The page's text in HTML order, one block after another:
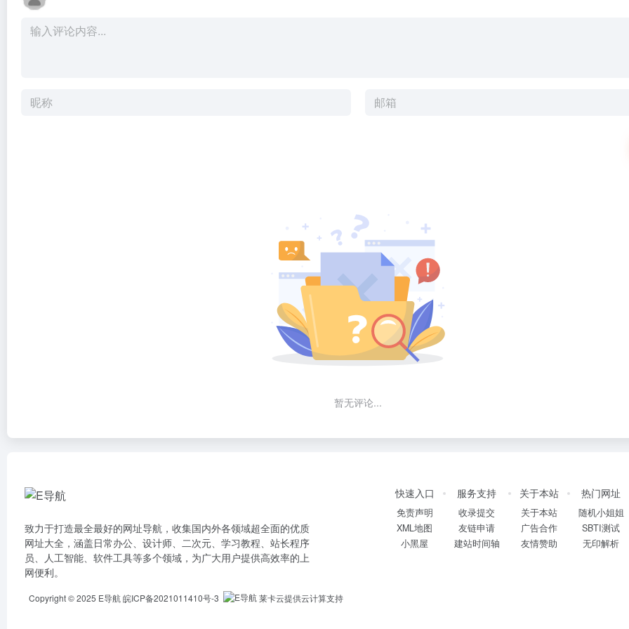
暂无评论...
致力于打造最全最好的网址导航，收集国内外各领域超全面的优质
网址大全，涵盖日常办公、设计师、二次元、学习教程、站长程序
员、人工智能、软件工具等多个领域，为广大用户提供高效率的上
网便利。
快速入口
免责声明
XML地图
小黑屋
服务支持
收录提交
友链申请
建站时间轴
关于本站
关于本站
广告合作
友情赞助
热门网址
随机小姐姐
SBTI测试
无印解析
Copyright © 2025 E导航皖ICP备2021011410号-3 莱卡云提供云计算支持